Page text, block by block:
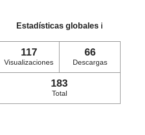
Estadísticas globales ℹ️
117
Visualizaciones
66
Descargas
183
Total